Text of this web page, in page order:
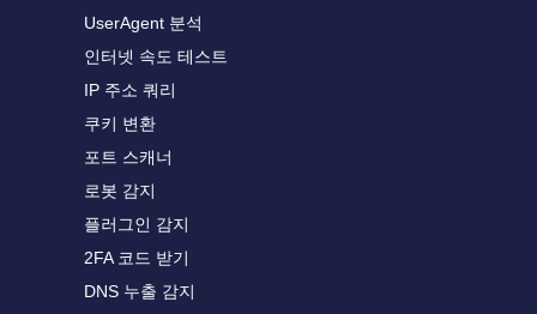
UserAgent 분석
인터넷 속도 테스트
IP 주소 쿼리
쿠키 변환
포트 스캐너
로봇 감지
플러그인 감지
2FA 코드 받기
DNS 누출 감지